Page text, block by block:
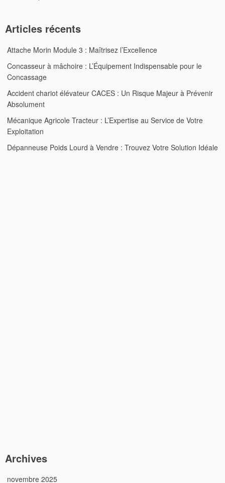
Articles récents
Attache Morin Module 3 : Maîtrisez l’Excellence
Concasseur à mâchoire : L’Équipement Indispensable pour le
Concassage
Accident chariot élévateur CACES : Un Risque Majeur à Prévenir
Absolument
Mécanique Agricole Tracteur : L’Expertise au Service de Votre
Exploitation
Dépanneuse Poids Lourd à Vendre : Trouvez Votre Solution Idéale
Archives
novembre 2025